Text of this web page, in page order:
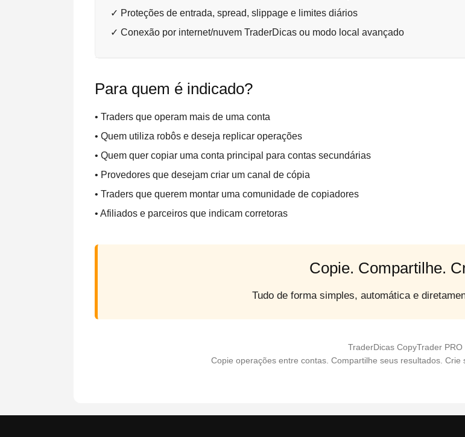
✓ Proteções de entrada, spread, slippage e limites diários
✓ Conexão por internet/nuvem TraderDicas ou modo local avançado
Para quem é indicado?
• Traders que operam mais de uma conta
• Quem utiliza robôs e deseja replicar operações
• Quem quer copiar uma conta principal para contas secundárias
• Provedores que desejam criar um canal de cópia
• Traders que querem montar uma comunidade de copiadores
• Afiliados e parceiros que indicam corretoras
Copie. Compartilhe.
Tudo de forma simples, automática e
TraderDicas CopyTrader PRO
Copie operações entre contas. Compartilhe seus resultados.